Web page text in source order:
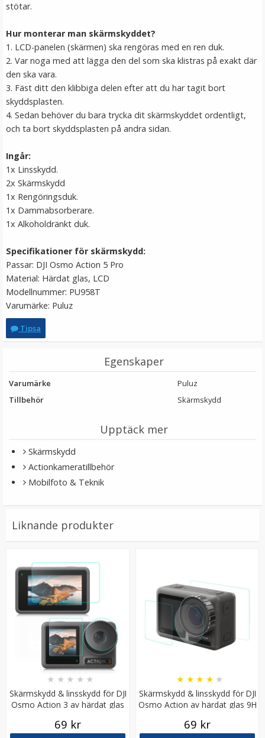
Puluz Blixtskofäste för Osmo Action 5 Pro / 4 / 3
USB Typ C
199 kr
JJC Adapter för att fästa Actionkameror på 1/4-tums
★★ ★
LÄGG I VARUKORG
stötar.
Hur monterar man skärmskyddet?
1. LCD-panelen (skärmen) ska rengöras med en ren duk.
2. Var noga med att lägga den del som ska klistras på exakt där
den ska vara.
3. Fäst ditt den klibbiga delen efter att du har tagit bort
skyddsplasten.
4. Sedan behöver du bara trycka dit skärmskyddet ordentligt,
och ta bort skyddsplasten på andra sidan.
Ingår:
1x Linsskydd.
2x Skärmskydd
1x Rengöringsduk.
1x Dammabsorberare.
1x Alkoholdränkt duk.
Specifikationer för skärmskydd:
Passar: DJI Osmo Action 5 Pro
Material: Härdat glas, LCD
Modellnummer: PU958T
Varumärke: Puluz
Tipsa
Egenskaper
Varumärke
Puluz
Tillbehör
Skärmskydd
Upptäck mer
Skärmskydd
Actionkameratillbehör
Mobilfoto & Teknik
Liknande produkter
Skärmskydd & linsskydd för DJI
Osmo Action 3 av härdat glas
★ ★ ★ ★ ★
69 kr
Skärmskydd & linsskydd för DJI
Osmo Action av härdat glas 9H
★ ★ ★ ★ ★
69 kr